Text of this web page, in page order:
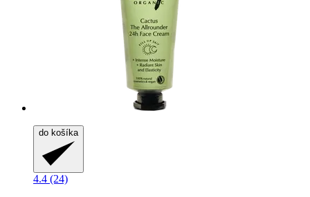
do košíka
4.4 (24)